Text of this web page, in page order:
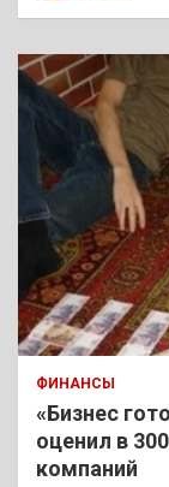
ФИНАНСЫ
«Бизнес
оценил в
компаний